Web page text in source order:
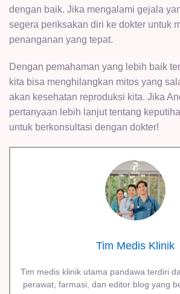
dengan baik. Jika mengalami gejala
segera periksakan diri ke dokter untuk
penanganan yang tepat.
Dengan pemahaman yang lebih baik
kita bisa menghilangkan mitos yang
akan kesehatan reproduksi kita. Jika
pertanyaan lebih lanjut tentang
untuk berkonsultasi dengan dokter!
Tim Medis Klinik
Tim medis klinik utama pandawa terdiri
perawat, farmasi, dan editor blog yang